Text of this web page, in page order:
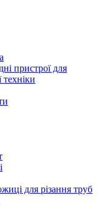
пристрої для
техніки
для різання труб